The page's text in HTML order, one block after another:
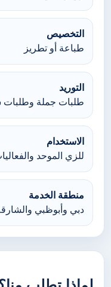
التخصيص
طباعة أو تطريز
التوريد
طلبات جملة
الاستخدام
للزي الموحد
منطقة الخدمة
دبي وأبوظبي